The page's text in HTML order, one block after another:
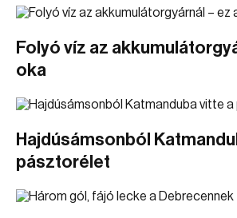
Folyó víz az
oka
Hajdúsámsonból
pásztorélet